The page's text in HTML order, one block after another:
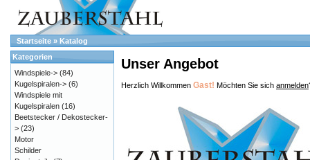
Startseite » Katalog
Unser Angebot
Herzlich Willkommen Gast! Möchten Sie sich anmelden
Kategorien
Windspiele-> (84)
Kugelspiralen-> (6)
Windspiele mit
Kugelspiralen (16)
Beetstecker / Dekostecker-
> (23)
Motor
Schilder